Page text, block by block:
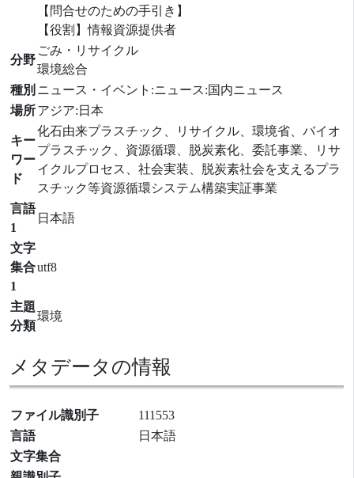
【問合せのための手引き】
【役割】情報資源提供者
分野
ごみ・リサイクル
環境総合
種別 ニュース・イベント:ニュース:国内ニュース
場所アジア:日本
キー
ワー
ド
化石由来プラスチック、リサイクル、環境省、バイオ
プラスチック、資源循環、脱炭素化、委託事業、リサ
イクルプロセス、社会実装、脱炭素社会を支えるプラ
スチック等資源循環システム構築実証事業
言語
1
日本語
文字
集合
1
utf8
主題
分類
環境
メタデータの情報
ファイル識別子
111553
言語
日本語
文字集合